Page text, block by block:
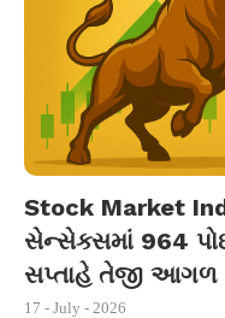
Stock Market
સેન્સેક્સમાં 964
સપ્તાહે તેજી આગળ
17 - July - 2026